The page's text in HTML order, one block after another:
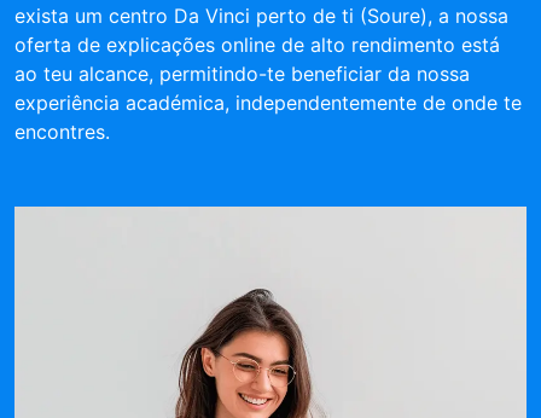
exista um centro Da Vinci perto de ti (Soure), a nossa
oferta de explicações online de alto rendimento está
ao teu alcance, permitindo-te beneficiar da nossa
experiência académica, independentemente de onde te
encontres.